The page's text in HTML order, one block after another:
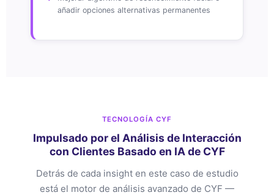
añadir opciones alternativas permanentes
TECNOLOGÍA CYF
Impulsado por el Análisis de Interacción
con Clientes Basado en IA de CYF
Detrás de cada insight en este caso de estudio
está el motor de análisis avanzado de CYF —